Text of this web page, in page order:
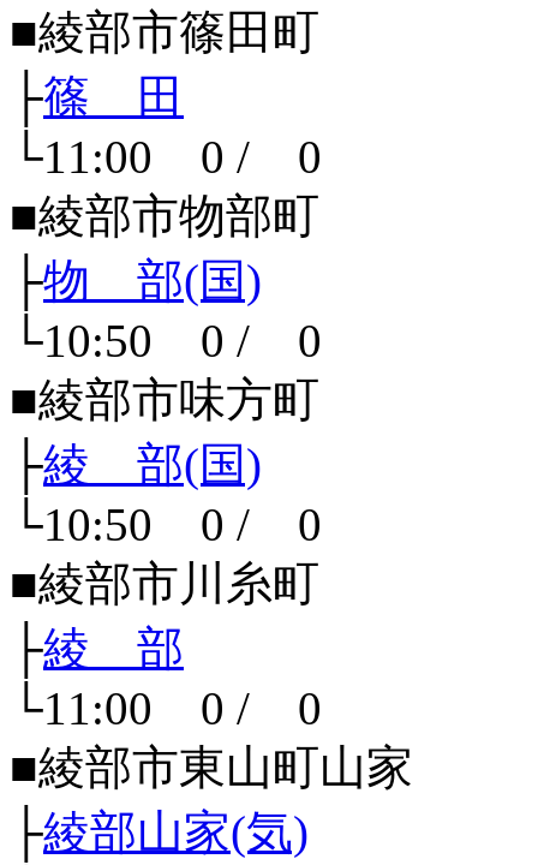
■綾部市篠田町
├篠 田
└11:00 0 / 0
■綾部市物部町
├物 部(国)
└10:50 0 / 0
■綾部市味方町
├綾 部(国)
└10:50 0 / 0
■綾部市川糸町
├綾 部
└11:00 0 / 0
■綾部市東山町山家
├綾部山家(気)